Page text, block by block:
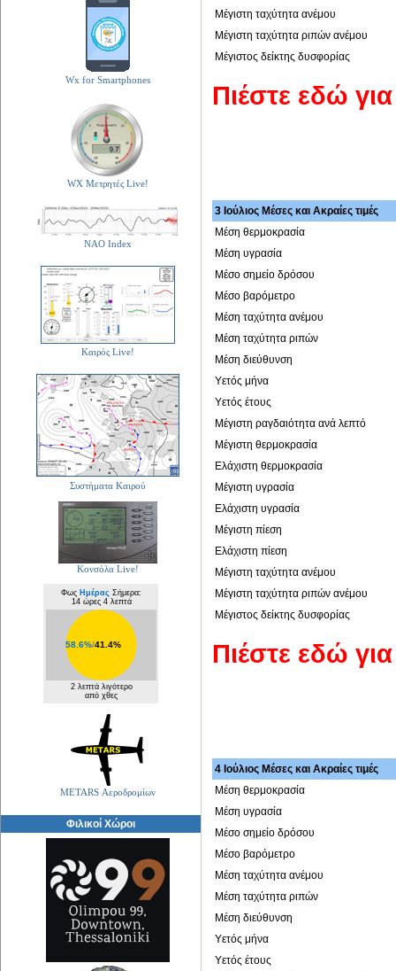
Wx for Smartphones
WX Μετρητές Live!
NAO Index
Καιρός Live!
Συστήματα Καιρού
Κονσόλα Live!
Φως Ημέρας Σήμερα:
14 ώρες 4 λεπτά
58.6%/41.4%
2 λεπτά λιγότερο
από χθες
METARS Αεροδρομίων
Φιλικοί Χώροι
Μέγιστη ταχύτητα ανέμου
Μέγιστη ταχύτητα ριπών ανέμου
Μέγιστος δείκτης δυσφορίας
Πιέστε εδώ
3 Ιούλιος Μέσες και Ακραίες τιμές
Μέση θερμοκρασία
Μέση υγρασία
Μέσο σημείο δρόσου
Μέσο βαρόμετρο
Μέση ταχύτητα ανέμου
Μέση ταχύτητα ριπών
Μέση διεύθυνση
Υετός μήνα
Υετός έτους
Μέγιστη ραγδαιότητα ανά λεπτό
Μέγιστη θερμοκρασία
Ελάχιστη θερμοκρασία
Μέγιστη υγρασία
Ελάχιστη υγρασία
Μέγιστη πίεση
Ελάχιστη πίεση
Μέγιστη ταχύτητα ανέμου
Μέγιστη ταχύτητα ριπών ανέμου
Μέγιστος δείκτης δυσφορίας
Πιέστε εδώ
4 Ιούλιος Μέσες και Ακραίες τιμές
Μέση θερμοκρασία
Μέση υγρασία
Μέσο σημείο δρόσου
Μέσο βαρόμετρο
Μέση ταχύτητα ανέμου
Μέση ταχύτητα ριπών
Μέση διεύθυνση
Υετός μήνα
Υετός έτους